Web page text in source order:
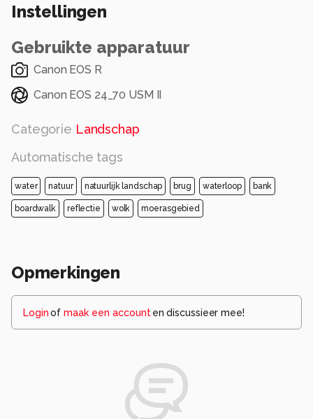
Instellingen
Gebruikte apparatuur
Canon EOS R
Canon EOS 24_70 USM II
Categorie Landschap
Automatische tags
water natuur natuurlijk landschap brug waterloop bank
boardwalk reflectie wolk moerasgebied
Opmerkingen
Loginof maak een account en discussieer mee!